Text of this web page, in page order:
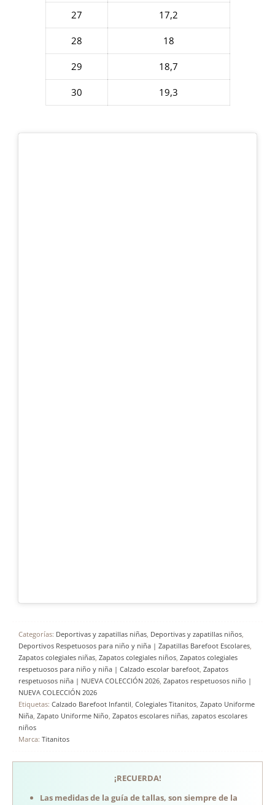
27 17,2
28 18
29 18,7
30 19,3
Categorías: Deportivas y zapatillas niñas, Deportivas y zapatillas niños,
Deportivos Respetuosos para niño y niña | Zapatillas Barefoot Escolares,
Zapatos colegiales niñas, Zapatos colegiales niños, Zapatos colegiales
respetuosos para niño y niña | Calzado escolar barefoot, Zapatos
respetuosos niña | NUEVA COLECCIÓN 2026, Zapatos respetuosos niño |
NUEVA COLECCIÓN 2026
Etiquetas: Calzado Barefoot Infantil, Colegiales Titanitos, Zapato Uniforme
Niña, Zapato Uniforme Niño, Zapatos escolares niñas, zapatos escolares
niños
Marca: Titanitos
¡RECUERDA!
Las medidas de la guía de tallas, son siempre de la